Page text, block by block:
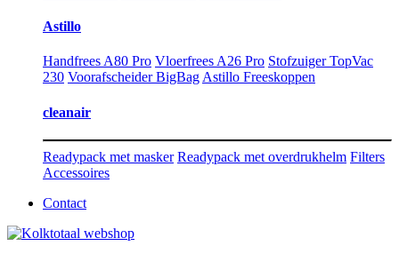
Astillo
Handfrees A80 Pro Vloerfrees A26 Pro Stofzuiger TopVac
230 Voorafscheider BigBag Astillo Freeskoppen
cleanair
Readypack met masker Readypack met overdrukhelm Filters
Accessoires
Contact